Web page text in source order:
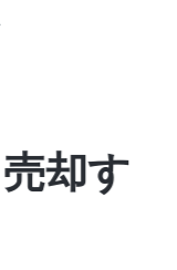
却す